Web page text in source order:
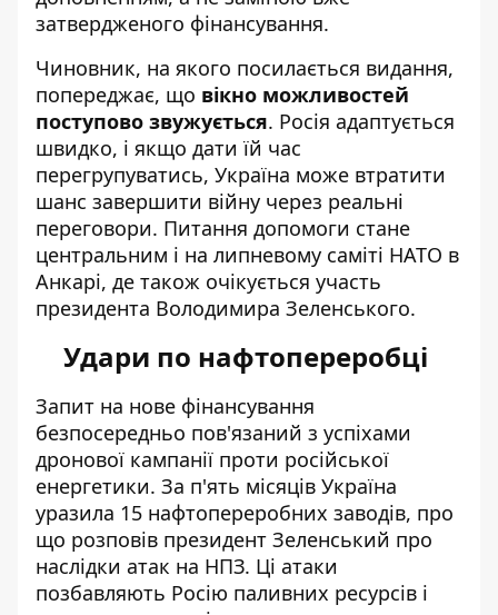
затвердженого фінансування.
Чиновник, на якого посилається видання,
попереджає, що вікно можливостей
поступово звужується. Росія адаптується
швидко, і якщо дати їй час
перегрупуватись, Україна може втратити
шанс завершити війну через реальні
переговори. Питання допомоги стане
центральним і на липневому саміті НАТО в
Анкарі, де також очікується участь
президента Володимира Зеленського.
Удари по нафтопереробці
Запит на нове фінансування
безпосередньо пов'язаний з успіхами
дронової кампанії проти російської
енергетики. За п'ять місяців Україна
уразила 15 нафтопереробних заводів, про
що розповів президент Зеленський про
наслідки атак на НПЗ. Ці атаки
позбавляють Росію паливних ресурсів і